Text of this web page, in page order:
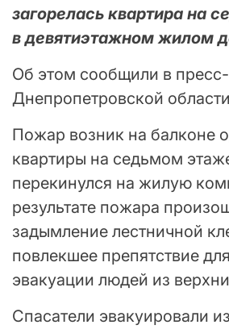
загорелась квартира на
в девятиэтажном жилом
Об этом сообщили в
Днепропетровской
Пожар возник на балконе
квартиры на седьмом
перекинулся на жилую
результате пожара
задымление лестничной
повлекшее препятствие
эвакуации людей из
Спасатели эвакуировали